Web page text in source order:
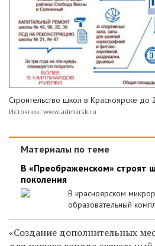
Строительство школ в Красноярске до
Источник: www.admkrsk.ru
Материалы по теме
В «Преображенском» строят
поколения
В красноярском
образовательный
«Создание дополнительных